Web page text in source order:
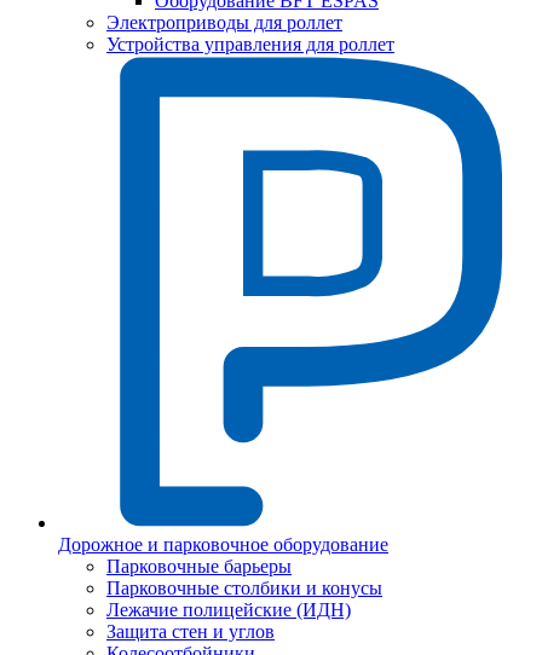
Электроприводы для роллет
Устройства управления для роллет
Дорожное и парковочное оборудование
Парковочные барьеры
Парковочные столбики и конусы
Лежачие полицейские (ИДН)
Защита стен и углов